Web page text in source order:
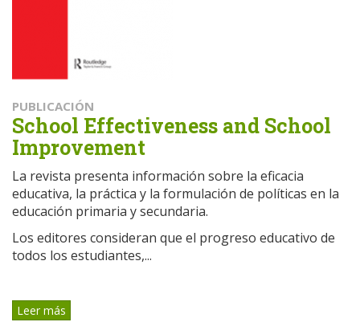
PUBLICACIÓN
School Effectiveness and School
Improvement
La revista presenta información sobre la eficacia
educativa, la práctica y la formulación de políticas en la
educación primaria y secundaria.
Los editores consideran que el progreso educativo de
todos los estudiantes,...
Leer más